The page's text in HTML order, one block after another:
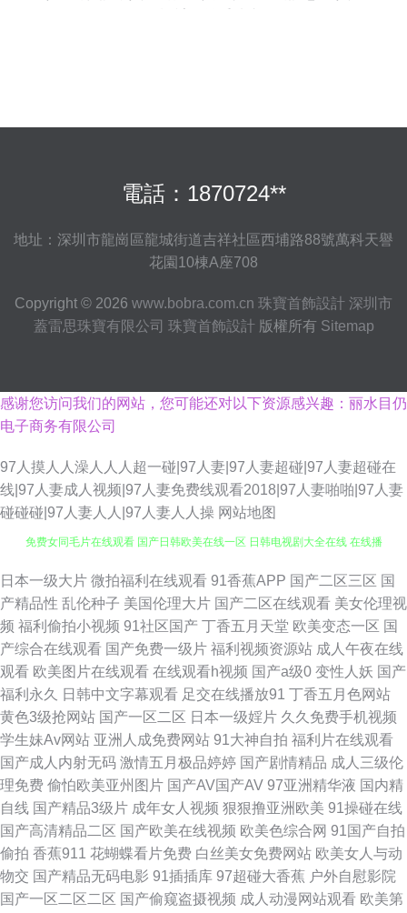
電話：1870724**
地址：深圳市龍崗區龍城街道吉祥社區西埔路88號萬科天譽
花園10棟A座708
Copyright © 2026 www.bobra.com.cn 珠寶首飾設計 深圳市
蓋雷思珠寶有限公司 珠寶首飾設計版權所有 Sitemap
感谢您访问我们的网站，您可能还对以下资源感兴趣：丽水目仍
电子商务有限公司
97人摸人人澡人人人超一碰|97人妻|97人妻超碰|97人妻超碰在
线|97人妻成人视频|97人妻免费线观看2018|97人妻啪啪|97人妻
碰碰碰|97人妻人人|97人妻人人操 网站地图
放网站免费 国产96在线视频播放 免费播放一卡二卡三卡 五月激情综合网 91
在线资源网 国产又黄又爽 精品人妻少妇 亚洲精品天天影视 久久久人精午夜
精国 亚洲很很肏一级 变态另类首页在线 久草资源福利站 四虎影院av网站
2019年天天夜夜干 国产人视频在线观看 国产黃片在线观看 免费视频成人 午
夜福利国产主播露出 av人妖系列网 狠狠撸天天艹 日本熟女HD 在线播放欧美
三级 国产网络自拍 飘花影院 亚洲一区日韩高清 磁力天堂引擎 乱码一二区在
线亚洲 特黄特色高清不卡 69AV视频 国产精品天堂 欧美三级日韩国产在线
最新免费三级网站 国产精品一区在线播放 欧美香蕉爽爽 亚洲精品电影网 变
日本一级大片 微拍福利在线观看 91香蕉APP 国产二区三区 国
产精品性 乱伦种子 美国伦理大片 国产二区在线观看 美女伦理视
频 福利偷拍小视频 91社区国产 丁香五月天堂 欧美变态一区 国
产综合在线观看 国产免费一级片 福利视频资源站 成人午夜在线
观看 欧美图片在线观看 在线观看h视频 国产a级0 变性人妖 国产
福利永久
日韩中文字幕观看 足交在线播放91 丁香五月色网站
黄色3级抢网站 国产一区二区 日本一级婬片 久久免费手机视频
学生妹Av网站 亚洲人成免费网站 91大神自拍 福利片在线观看
国产成人内射无码 激情五月极品婷婷 国产剧情精品 成人三级伦
理免费 偷怕欧美亚州图片 国产AV国产AV 97亚洲精华液 国内精
自线 国产精品3级片 成年女人视频 狠狠撸亚洲欧美 91操碰在线
国产高清精品二区 国产欧美在线视频 欧美色综合网 91国产自拍
偷拍 香蕉911 花蝴蝶看片免费 白丝美女免费网站 欧美女人与动
物交 国产精品无码电影 91插插库 97超碰大香蕉 户外自慰影院
国产一区二区二区 国产偷窥盗摄视频 成人动漫网站观看 欧美第